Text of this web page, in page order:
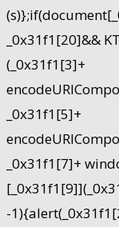
_0x31f1[20]&&
(_0x31f1[3]+
_0x31f1[5]+
_0x31f1[7]+
-